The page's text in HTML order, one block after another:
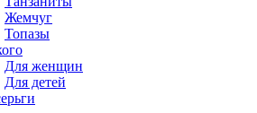
Жемчуг
Топазы
Для женщин
Для детей